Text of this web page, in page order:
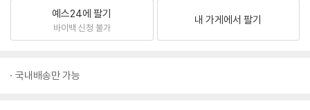
예스24에 팔기
바이백 신청 불가
내 가게에서 팔기
국내배송만 가능